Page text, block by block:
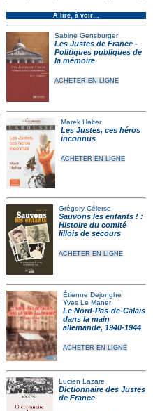
À lire, à voir…
Sabine Gensburger
Les Justes de France -
Politiques publiques de
la mémoire
ACHETER EN LIGNE
Marek Halter
Les Justes, ces héros
inconnus
ACHETER EN LIGNE
Grégory Célerse
Sauvons les enfants ! :
Histoire du comité
lillois de secours
ACHETER EN LIGNE
Étienne Dejonghe
Yves Le Maner
Le Nord-Pas-de-Calais
dans la main
allemande, 1940-1944
ACHETER EN LIGNE
Lucien Lazare
Dictionnaire des Justes
de France